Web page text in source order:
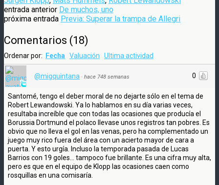
entrada anterior De muchos, uno
próxima entrada Previa: Superar la trampa de Allegri
Comentarios (18)
Ordenar por: Fecha Valuación Ultima actividad
0
@migquintana · hace 748 semanas
Santomé, tengo el deber moral de no dejarte sólo en el tema de
Robert Lewandowski. Ya lo hablamos en su día varias veces,
resultaba increíble que con todas las ocasiones que producía el
Borussia Dortmund el polaco llevase unos registros tan pobres. Es
obvio que no lleva el gol en las venas, pero ha complementado un
juego muy rico fuera del área con un acierto mayor de cara a
puerta. Y esto urgía. Incluso la temporada pasada de Lucas
Barrios con 19 goles... tampoco fue brillante. Es una cifra muy alta,
pero es que en el equipo de Klopp las ocasiones caen como
rosquillas en una comisaría.